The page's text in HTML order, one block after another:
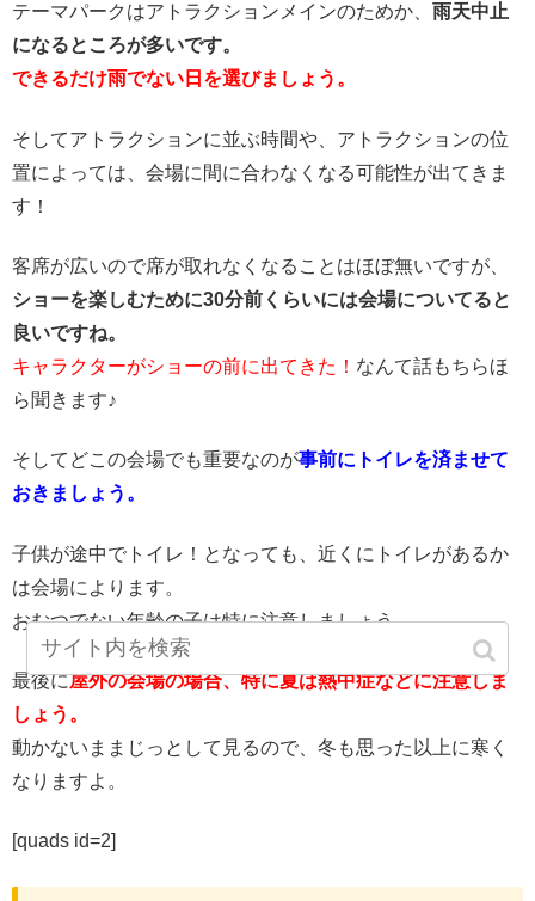
テーマパークはアトラクションメインのためか、 雨天中止
になるところが多いです。
できるだけ雨でない日を選びましょう。
そしてアトラクションに並ぶ時間や、アトラクションの位
置によっては、会場に間に合わなくなる可能性が出てきま
す！
客席が広いので席が取れなくなることはほぼ無いですが、
ショーを楽しむために30分前くらいには会場についてると
良いですね。
キャラクターがショーの前に出てきた！ なんて話もちらほ
ら聞きます♪
そしてどこの会場でも重要なのが事前にトイレを済ませて
おきましょう。
子供が途中でトイレ！となっても、近くにトイレがあるか
は会場によります。
おむつでない年齢の子は特に注意しましょう。
最後に屋外の会場の場合、特に夏は熱中症などに注意しま
しょう。
動かないままじっとして見るので、冬も思った以上に寒く
なりますよ。
[quads id=2]